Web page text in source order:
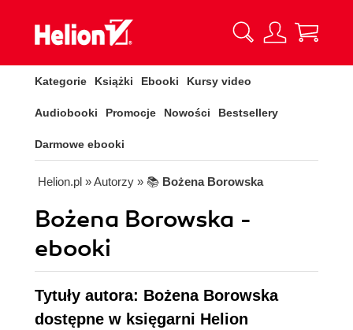
Kategorie Książki Ebooki Kursy video
Audiobooki Promocje Nowości Bestsellery
Darmowe ebooki
Helion.pl » Autorzy » 📚 Bożena Borowska
Bożena Borowska -
ebooki
Tytuły autora: Bożena Borowska
dostępne w księgarni Helion